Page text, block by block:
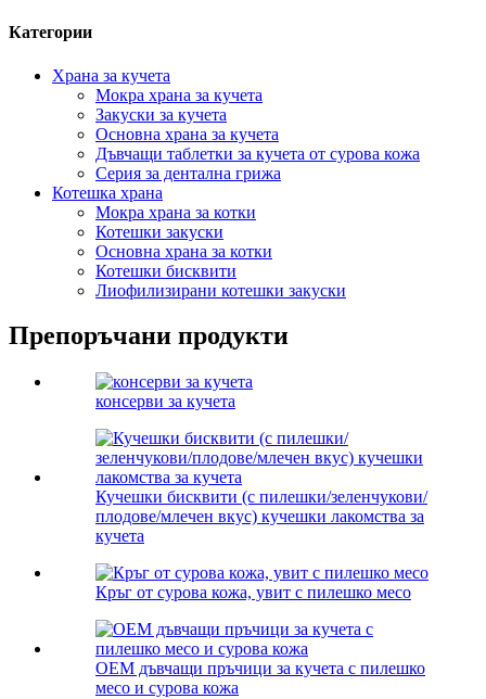
Категории
Храна за кучета
Мокра храна за кучета
Закуски за кучета
Основна храна за кучета
Дъвчащи таблетки за кучета от сурова кожа
Серия за дентална грижа
Котешка храна
Мокра храна за котки
Котешки закуски
Основна храна за котки
Котешки бисквити
Лиофилизирани котешки закуски
Препоръчани продукти
консерви за кучета
Кучешки бисквити (с пилешки/зеленчукови/
плодове/млечен вкус) кучешки лакомства за
кучета
Кръг от сурова кожа, увит с пилешко месо
OEM дъвчащи пръчици за кучета с пилешко
месо и сурова кожа